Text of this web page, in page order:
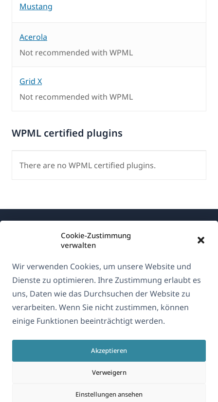
Cookie-Zustimmung
verwalten
Wir verwenden Cookies, um unsere Website und
Dienste zu optimieren. Ihre Zustimmung erlaubt es
uns, Daten wie das Durchsuchen der Website zu
verarbeiten. Wenn Sie nicht zustimmen, können
einige Funktionen beeinträchtigt werden.
Akzeptieren
Verweigern
Einstellungen ansehen
Mustang
Acerola
Not recommended with WPML
Grid X
Not recommended with WPML
WPML certified plugins
There are no WPML certified plugins.
Deutsch
Über WPML
DSGVO & Datenschutzrichtlinie
Unserem Team beitreten(öffnet
in
Fenster)
(öffnet
in
einem
neuen
Fenster)
(öffnet
in
einem
neuen
Fenster)
in
neuen